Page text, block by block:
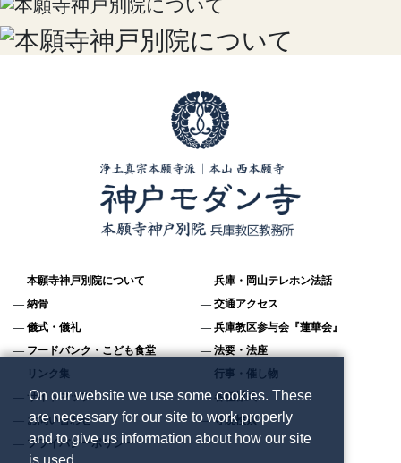
本願寺神戸別院について
兵庫・岡山テレホン法話
納骨
交通アクセス
儀式・儀礼
兵庫教区参与会『蓮華会』
フードバンク・こども食堂
法要・法座
リンク集
行事・催し物
サイトマップ
各種様式
お問い合わせ
寺院検索
プライバシーポリシー
On our website we use some cookies. These
are necessary for our site to work properly
and to give us information about how our site
is used.